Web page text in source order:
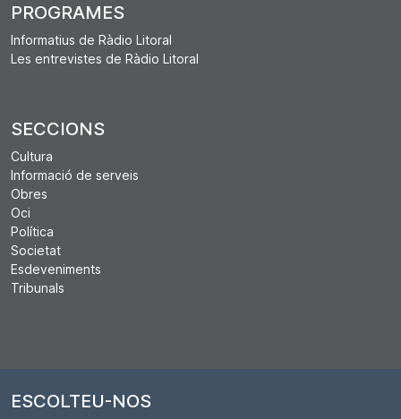
PROGRAMES
Informatius de Ràdio Litoral
Les entrevistes de Ràdio Litoral
SECCIONS
Cultura
Informació de serveis
Obres
Oci
Política
Societat
Esdeveniments
Tribunals
ESCOLTEU-NOS